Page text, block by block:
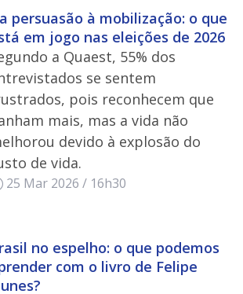
persuasão à mobilização: o que
em jogo nas eleições de 2026
a Quaest, 55% dos
se sentem
pois reconhecem que
mais, mas a vida não
devido à explosão do
de vida.
25 Mar 2026 / 16h30
no espelho: o que podemos
com o livro de Felipe